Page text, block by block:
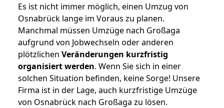
Es ist nicht immer möglich, einen Umzug von
Osnabrück lange im Voraus zu planen.
Manchmal müssen Umzüge nach Großaga
aufgrund von Jobwechseln oder anderen
plötzlichen Veränderungen kurzfristig
organisiert werden. Wenn Sie sich in einer
solchen Situation befinden, keine Sorge! Unsere
Firma ist in der Lage, auch kurzfristige Umzüge
von Osnabrück nach Großaga zu lösen.